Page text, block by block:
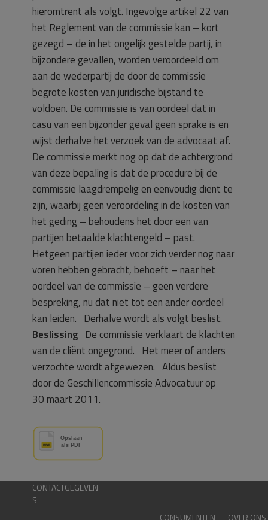
hieromtrent als volgt. Ingevolge artikel 22 van
het Reglement van de commissie kan – kort
gezegd – de in het ongelijk gestelde partij, in
bijzondere gevallen, worden veroordeeld om
aan de wederpartij de door de commissie
begrote kosten van juridische bijstand te
voldoen. De commissie is van oordeel dat in
casu van een bijzonder geval geen sprake is en
wijst derhalve het verzoek van de advocaat af.
De commissie merkt nog op dat de achtergrond
van deze bepaling is dat de procedure bij de
commissie laagdrempelig en eenvoudig dient te
zijn, waarbij geen veroordeling in de kosten van
het geding – behoudens het door een van
partijen betaalde klachtengeld – past.
Hetgeen partijen ieder voor zich verder nog naar
voren hebben gebracht, behoeft – naar het
oordeel van de commissie – geen verdere
bespreking, nu dat niet tot een ander oordeel
kan leiden. Derhalve wordt als volgt beslist.
Beslissing De commissie verklaart de klachten
van de cliënt ongegrond. Het meer of anders
verzochte wordt afgewezen. Aldus beslist
door de Geschillencommissie Advocatuur op
30 maart 2011.
CONTACTGEGEVEN
S
CONSUMENTEN
OVER ONS